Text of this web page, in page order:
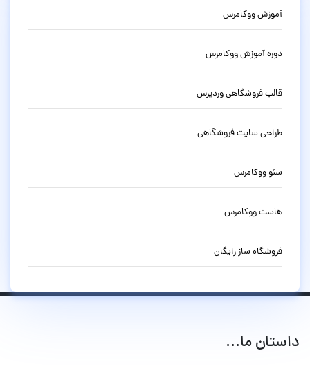
آموزش ووکامرس
دوره آموزش ووکامرس
قالب فروشگاهی وردپرس
طراحی سایت فروشگاهی
سئو ووکامرس
هاست ووکامرس
فروشگاه ساز رایگان
داستان ما...